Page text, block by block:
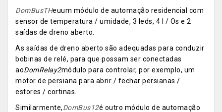
DomBusTHeuum módulo de automação residencial com
sensor de temperatura / umidade, 3 leds, 4 I / Os e 2
saídas de dreno aberto.
As saídas de dreno aberto são adequadas para conduzir
bobinas de relé, para que possam ser conectadas
aoDomRelay2módulo para controlar, por exemplo, um
motor de persiana para abrir / fechar persianas /
estores / cortinas.
Similarmente,DomBus12é outro módulo de automação